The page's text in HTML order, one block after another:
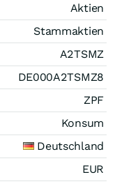
Aktien
Stammaktien
A2TSMZ
DE000A2TSMZ8
ZPF
Konsum
Deutschland
EUR